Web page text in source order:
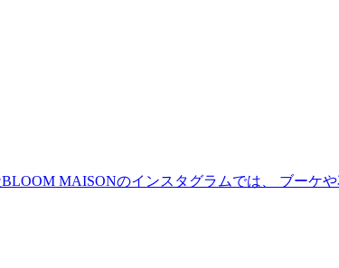
MAISONのインスタグラムでは、 ブーケ